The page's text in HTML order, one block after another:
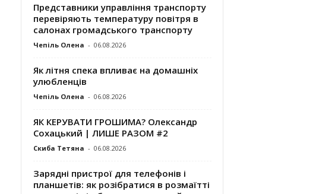
Представники управління транспорту
перевіряють температуру повітря в
салонах громадського транспорту
Чепіль Олена - 06.08.2026
Як літня спека впливає на домашніх
улюбленців
Чепіль Олена - 06.08.2026
ЯК КЕРУВАТИ ГРОШИМА? Олександр
Сохацький | ЛИШЕ РАЗОМ #2
Скиба Тетяна - 06.08.2026
Зарядні пристрої для телефонів і
планшетів: як розібратися в розмаїтті